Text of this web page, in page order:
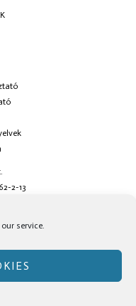
service.
2-13
Mezek.hu